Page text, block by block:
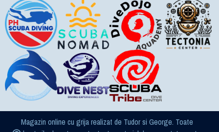
Magazin online cu grija realizat de Tudor si George. Toate